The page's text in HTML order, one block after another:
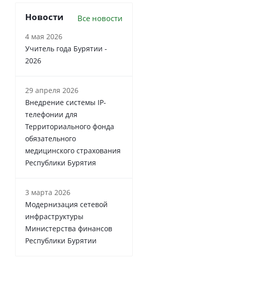
Новости Все новости
4 мая 2026
Учитель года Бурятии -
2026
29 апреля 2026
Внедрение системы IP-
телефонии для
Территориального фонда
обязательного
медицинского страхования
Республики Бурятия
3 марта 2026
Модернизация сетевой
инфраструктуры
Министерства финансов
Республики Бурятии